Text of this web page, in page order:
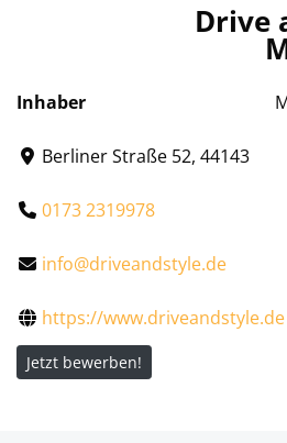
Drive
Inhaber
Berliner Straße 52, 44143
0173 2319978
info@driveandstyle.de
https://www.driveandstyle.de
Jetzt bewerben!